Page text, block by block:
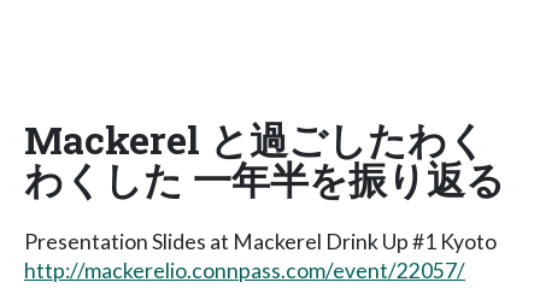
Mackerel と過ごしたわく
わくした 一年半を振り返る
Presentation Slides at Mackerel Drink Up #1 Kyoto
http://mackerelio.connpass.com/event/22057/